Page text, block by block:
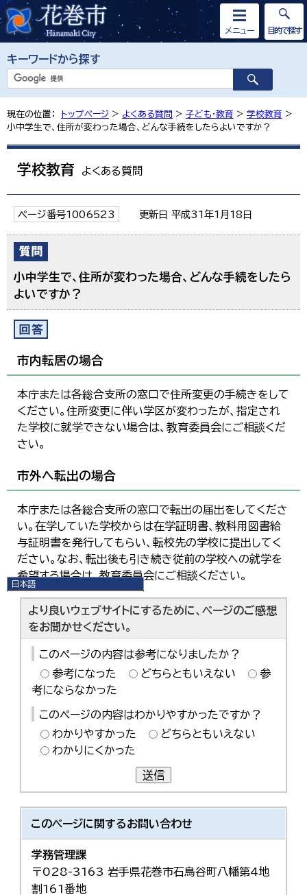
キーワードから探す
メニュー
日本語
日本語
English
한국어
繁體中文
目的で探す
現在の位置： トップページ > よくある質問 > 子ども・教育 > 学校教育 >
小中学生で、住所が変わった場合、どんな手続をしたらよいですか？
学校教育 よくある質問
ページ番号1006523 更新日 平成31年1月18日
小中学生で、住所が変わった場合、どんな手続をしたら
よいですか？
市内転居の場合
本庁または各総合支所の窓口で住所変更の手続きをして
ください。住所変更に伴い学区が変わったが、指定され
た学校に就学できない場合は、教育委員会にご相談くだ
さい。
市外へ転出の場合
本庁または各総合支所の窓口で転出の届出をしてくださ
い。在学していた学校からは在学証明書、教科用図書給
与証明書を発行してもらい、転校先の学校に提出してく
ださい。なお、転出後も引き続き従前の学校への就学を
希望する場合は、教育委員会にご相談ください。
より良いウェブサイトにするために、ページのご感想
をお聞かせください。
このページの内容は参考になりましたか？
参考になった
どちらともいえない
参
考にならなかった
このページの内容はわかりやすかったですか？
わかりやすかった
どちらともいえない
わかりにくかった
送信
このページに関するお問い合わせ
学務管理課
〒028-3163 岩手県花巻市石鳥谷町八幡第4地
割161番地